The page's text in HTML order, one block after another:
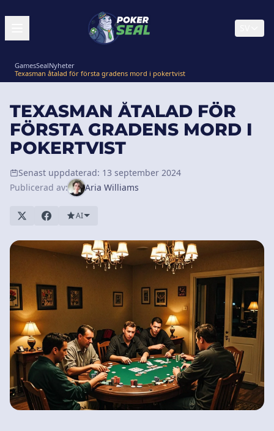
GamesSealNyheter
Texasman åtalad för första gradens mord i pokertvist
TEXASMAN ÅTALAD FÖR
FÖRSTA GRADENS MORD I
POKERTVIST
Senast uppdaterad: 13 september 2024
Publicerad av:
Aria Williams
AI